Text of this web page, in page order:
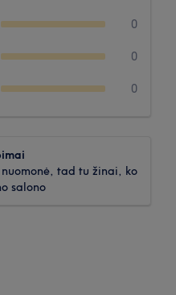
0
0
0
tad tu žinai, ko
salono